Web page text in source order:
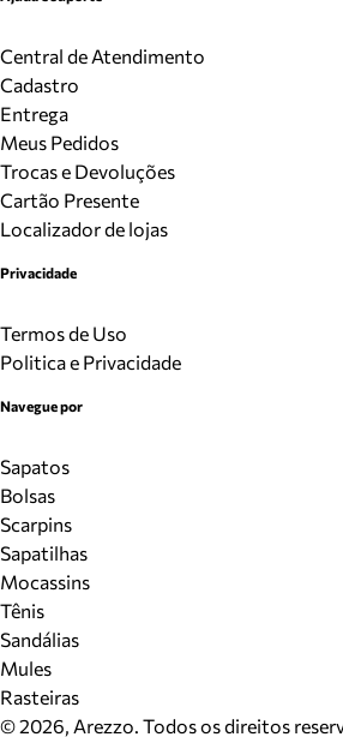
Central de Atendimento
Cadastro
Entrega
Meus Pedidos
Trocas e Devoluções
Cartão Presente
Localizador de lojas
Privacidade
Termos de Uso
Politica e Privacidade
Navegue por
Sapatos
Bolsas
Scarpins
Sapatilhas
Mocassins
Tênis
Sandálias
Mules
Rasteiras
©2026, Arezzo. Todos os direitos